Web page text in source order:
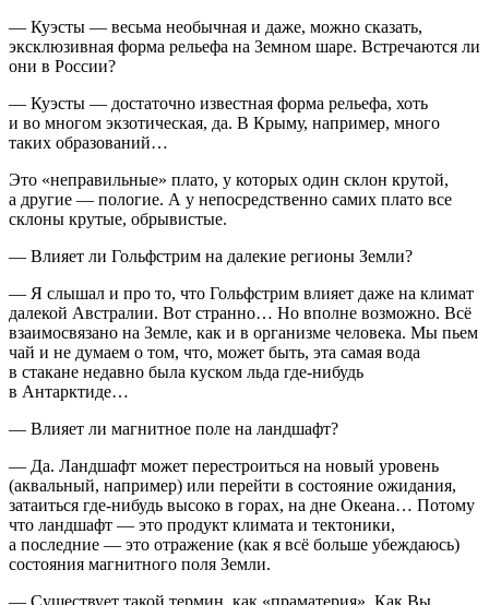
— Куэсты — весьма необычная и даже, можно сказать,
эксклюзивная форма рельефа на Земном шаре. Встречаются ли
они в России?
— Куэсты — достаточно известная форма рельефа, хоть
и во многом экзотическая, да. В Крыму, например, много
таких образований…
Это «неправильные» плато, у которых один склон крутой,
а другие — пологие. А у непосредственно самих плато все
склоны крутые, обрывистые.
— Влияет ли Гольфстрим на далекие регионы Земли?
— Я слышал и про то, что Гольфстрим влияет даже на климат
далекой Австралии. Вот странно… Но вполне возможно. Всё
взаимосвязано на Земле, как и в организме человека. Мы пьем
чай и не думаем о том, что, может быть, эта самая вода
в стакане недавно была куском льда где-нибудь
в Антарктиде…
— Влияет ли магнитное поле на ландшафт?
— Да. Ландшафт может перестроиться на новый уровень
(аквальный, например) или перейти в состояние ожидания,
затаиться где-нибудь высоко в горах, на дне Океана… Потому
что ландшафт — это продукт климата и тектоники,
а последние — это отражение (как я всё больше убеждаюсь)
состояния магнитного поля Земли.
— Существует такой термин, как «праматерия». Как Вы